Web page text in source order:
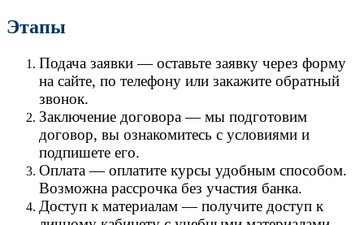
Этапы
Подача заявки — оставьте заявку через форму
на сайте, по телефону или закажите обратный
звонок.
Заключение договора — мы подготовим
договор, вы ознакомитесь с условиями и
подпишете его.
Оплата — оплатите курсы удобным способом.
Возможна рассрочка без участия банка.
Доступ к материалам — получите доступ к